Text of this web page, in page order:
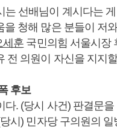
는 선배님이 계시다는
을 청해 많은 분들이 저
세훈 국민의힘 서울시장
전 의원이 자신을 지지
후보
다. (당시 사건) 판결문
시) 민자당 구의원의